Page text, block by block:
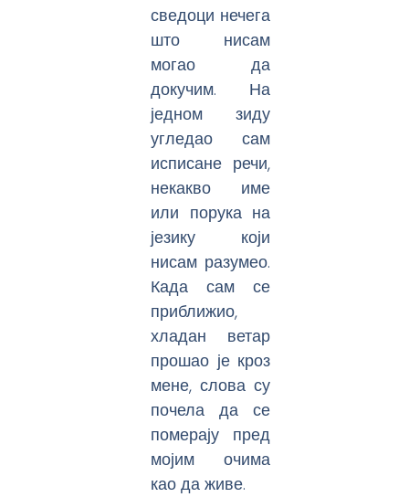
сведоци нечега
што нисам
могао да
докучим. На
једном зиду
угледао сам
исписане речи,
некакво име
или порука на
језику који
нисам разумео.
Када сам се
приближио,
хладан ветар
прошао је кроз
мене, слова су
почела да се
померају пред
мојим очима
као да живе.